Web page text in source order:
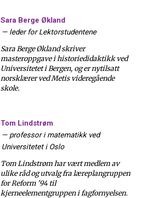
Sara Berge Økland
— leder for Lektorstudentene
Sara Berge Økland skriver
masteroppgave i historiedidaktikk ved
Universitetet i Bergen, og er nytilsatt
norsklærer ved Metis videregående
skole.
Tom Lindstrøm
— professor i matematikk ved
Universitetet i Oslo
Tom Lindstrøm har vært medlem av
ulike råd og utvalg fra læreplangruppen
for Reform '94 til
kjerneelementgruppen i fagfornyelsen.